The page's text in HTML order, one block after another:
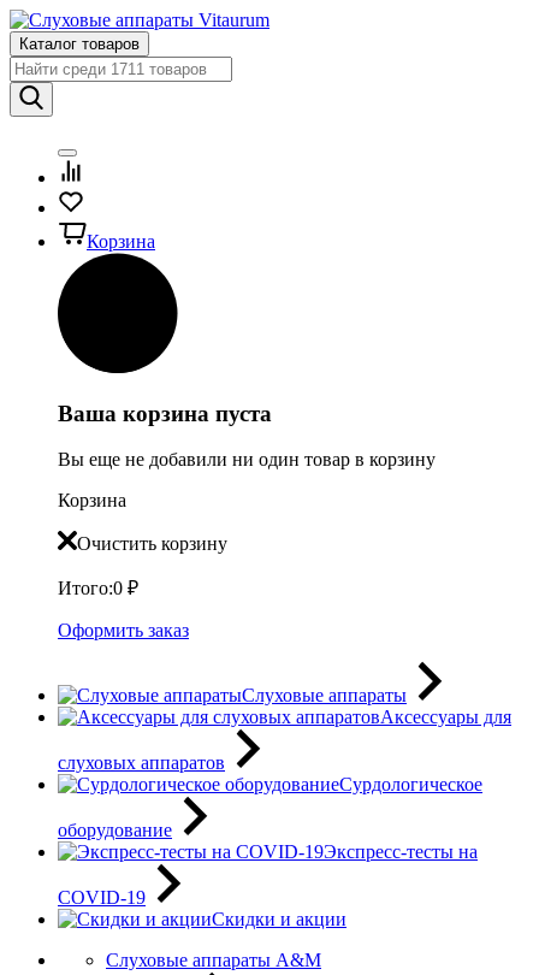
Каталог товаров
Корзина
Ваша корзина пуста
Вы еще не добавили ни один товар в корзину
Корзина
Очистить корзину
Итого:0 ₽
Оформить заказ
Слуховые аппараты
Аксессуары для
слуховых аппаратов
Сурдологическое
оборудование
Экспресс-тесты на
COVID-19
Скидки и акции
Слуховые аппараты A&M